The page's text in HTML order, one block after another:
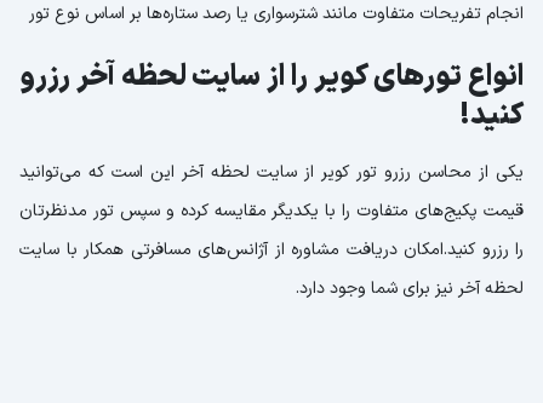
انجام تفریحات متفاوت مانند شترسواری یا رصد ستاره‌ها بر اساس نوع تور
انواع تورهای کویر را از سایت لحظه آخر رزرو
کنید!
یکی از محاسن رزرو تور کویر از سایت لحظه آخر این است که می‌توانید
قیمت پکیج‌های متفاوت را با یکدیگر مقایسه کرده و سپس تور مدنظرتان
را رزرو کنید.امکان دریافت مشاوره از آژانس‌های مسافرتی همکار با سایت
لحظه آخر نیز برای شما وجود دارد.